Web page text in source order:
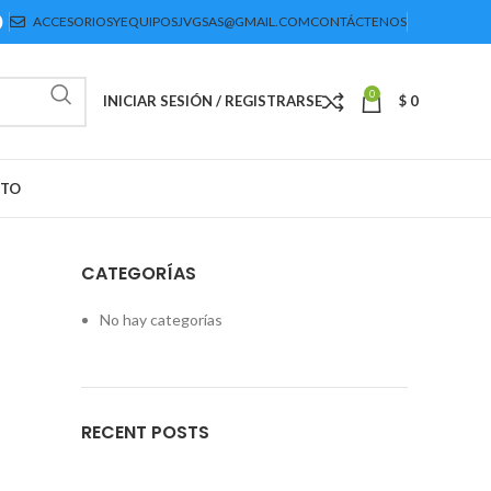
ACCESORIOSYEQUIPOSJVGSAS@GMAIL.COMCONTÁCTENOS
INICIAR SESIÓN / REGISTRARSE 0 $ 0
CATEGORÍAS
No hay categorías
RECENT POSTS